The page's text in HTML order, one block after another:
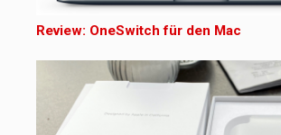
Review: OneSwitch für den Mac